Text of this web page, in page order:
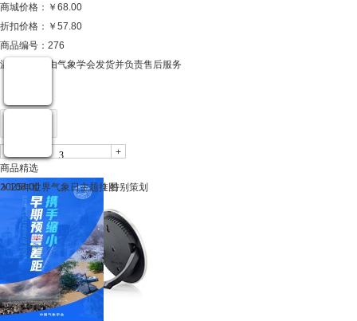
商城价格： ￥68.00
折扣价格： ￥57.80
商品编号：276
温馨提示：
由气象学会发货并负责售后服务
+
商品精选
艾美特手持风扇
￥139.00
拉尼娜
￥0.00
温湿度计
￥20.00
知识就是力量 身边的气象 特别策划
￥6.00
2025年世界气象日主题挂图
￥108.00
商品介绍
规格与包装
商品名称：DIY种水晶
商品编号：276
上架时间：2019/5/24 14:09:16
商品毛重：
产地：中国大陆